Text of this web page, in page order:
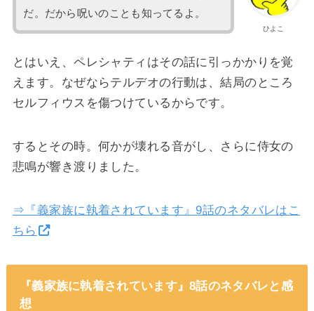
ひよこ
だ。だから呪いのことも知ってるよ。
とはいえ、ペレシャティはその話に引っかかりを覚
えます。なぜならテルデオの行動は、結局のところ
セルフィウスを傷つけているからです。
するとその時。何かが壊れる音がし、さらに侍女の
悲鳴が響き渡りました。
⇒『義家族に執着されています』9話のネタバレはこ
ちら
『義家族に執着されています』8話のネタバレと感
想